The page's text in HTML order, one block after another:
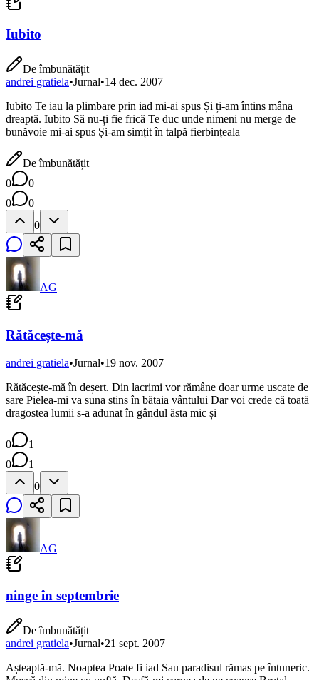
Iubito
De îmbunătățit
andrei gratiela•Jurnal•14 dec. 2007
Iubito Te iau la plimbare prin iad mi-ai spus Și ți-am întins mâna
dreaptă. Iubito Să nu-ți fie frică Te duc unde nimeni nu merge de
bunăvoie mi-ai spus Și-am simțit în talpă fierbințeala
De îmbunătățit
0
0
0
0
0
AG
Rătăcește-mă
andrei gratiela•Jurnal•19 nov. 2007
Rătăcește-mă în deșert. Din lacrimi vor rămâne doar urme uscate de
sare Pielea-mi va suna stins în bătaia vântului Dar voi crede că toată
dragostea lumii s-a adunat în gândul ăsta mic și
0
1
0
1
0
AG
ninge în septembrie
De îmbunătățit
andrei gratiela•Jurnal•21 sept. 2007
Așteaptă-mă. Noaptea Poate fi iad Sau paradisul rămas pe întuneric.